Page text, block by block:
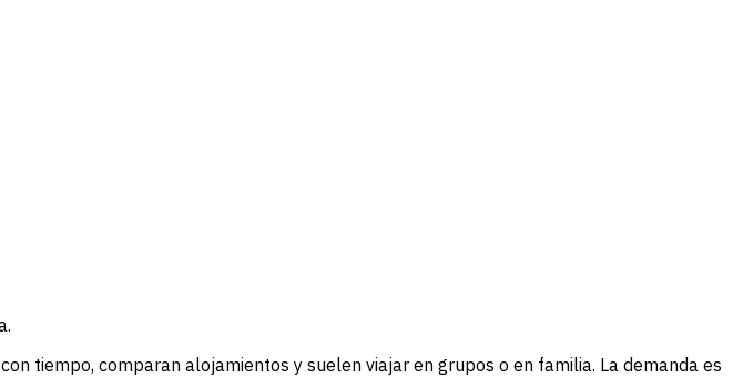
tiempo, comparan alojamientos y suelen viajar en grupos o en familia. La demanda es